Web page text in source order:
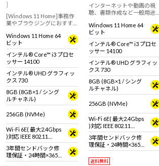
]
[Windows 11 Home]事務作
業やブラウジングにおすす
ップパソコン。【キーボー
ド・マウス標準付属】
Windows 11 Home 64
ビット
インテル® Core™ i3 プロセ
ッサー 14100
インテル® UHD グラフィッ
クス 730
8GB (8GB×1 / シング
ルチャネル)
256GB (NVMe)
Wi-Fi 6E( 最大2.4Gbps
)対応 IEEE 802.11
ax/ac/a/b/g/n準拠 ＋
Bluetooth 5内蔵
3年間センドバック修
理保証・24時間×365
日電話サポート
インターネットや動画の視
聴、書類作成など一般用途
クトップパソコン！【キー
ボード・マウス標準付属】
Windows 11 Home 64
ビット
インテル® Core™ i3 プロセ
ッサー 14100
インテル® UHD グラフィッ
クス 730
8GB (8GB×1 / シング
ルチャネル)
256GB (NVMe)
Wi-Fi 6E( 最大2.4Gbps
)対応 IEEE 802.11
ax/ac/a/b/g/n準拠 ＋
Bluetooth 5内蔵
3年間センドバック修
理保証・24時間×365
日電話サポート
送料無料